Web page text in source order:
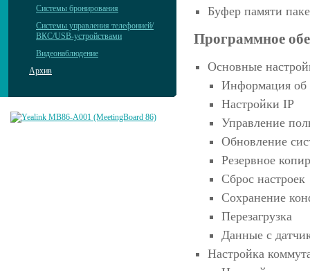
Системы бронирования
Системы управления телефонией/
ВКС/USB-устройствами
Видеонаблюдение
Архив
Буфер памяти
Программное
Основные
Информация об
Настройки IP
Управление
Обновление
Резервное
Сброс настроек
Сохранение
Перезагрузка
Данные с
Настройка